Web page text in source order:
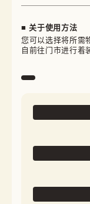
■ 关于使用方法
您可以选择将所需
自前往门市进行着